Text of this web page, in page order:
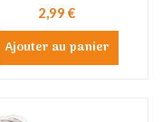
2,99 €
Ajouter au panier